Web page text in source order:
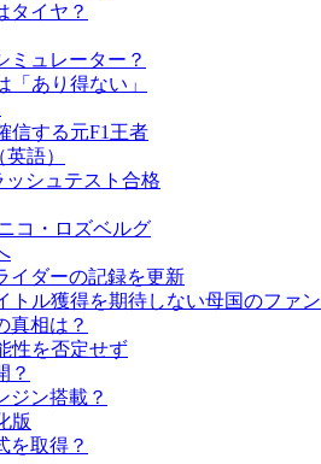
タイヤ？
ミュレーター？
「あり得ない」
信する元F1王者
語）
ッシュテスト合格
コ・ロズベルグ
イダーの記録を更新
トル獲得を期待しない母国のファン
真相は？
性を否定せず
？
ジン搭載？
版
を取得？